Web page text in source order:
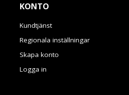
KONTO
Kundtjänst
Regionala inställningar
Skapa konto
Logga in